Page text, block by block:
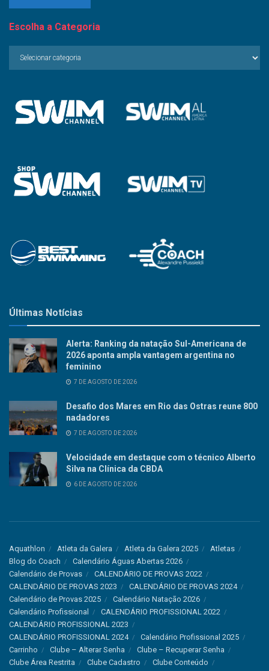
Escolha a Categoria
Escolha
Últimas Notícias
Alerta: Ranking da natação Sul-Americana de
2026 aponta ampla vantagem argentina no
feminino
7 DE AGOSTO DE 2026
Desafio dos Mares em Rio das Ostras reune 800
nadadores
7 DE AGOSTO DE 2026
Velocidade em destaque com o técnico Alberto
Silva na Clínica da CBDA
6 DE AGOSTO DE 2026
Aquathlon Atleta da Galera Atleta da Galera 2025
Atletas
Blog do Coach
Calendário Águas Abertas 2026
Calendário de Provas
CALENDÁRIO DE PROVAS 2022
CALENDÁRIO DE PROVAS 2023
CALENDÁRIO DE PROVAS 2024
Calendário de Provas 2025
Calendário Natação 2026
Calendário Profissional
CALENDÁRIO PROFISSIONAL 2022
CALENDÁRIO PROFISSIONAL 2023
CALENDÁRIO PROFISSIONAL 2024
Calendário Profissional 2025
Carrinho
Clube – Alterar Senha
Clube – Recuperar Senha
Clube Área Restrita
Clube Cadastro
Clube Conteúdo